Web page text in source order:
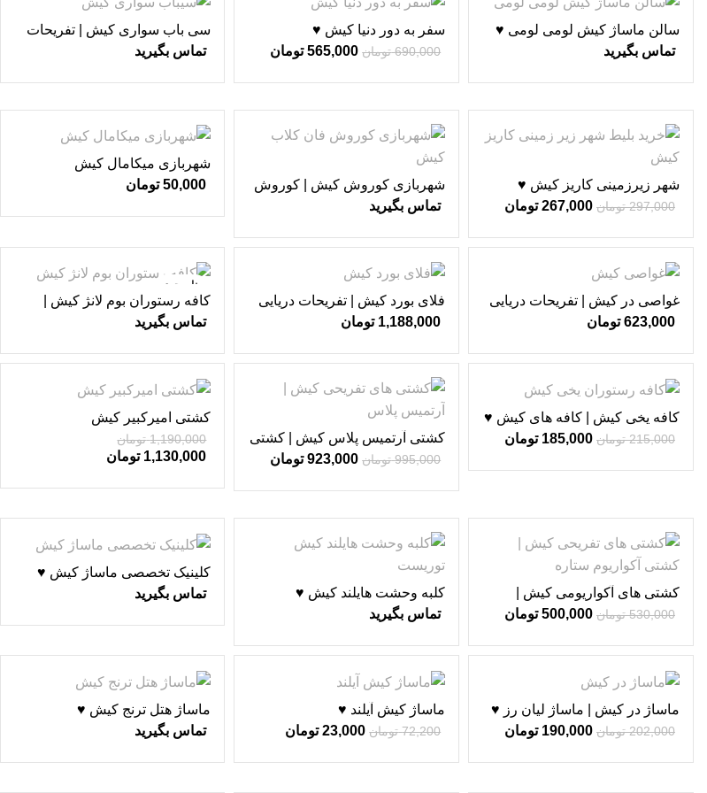
سالن ماساژ کیش لومی لومی ♥
تماس بگیرید
-18%
سفر به دور دنیا کیش ♥
690,000 تومان 565,000 تومان
سی باب سواری کیش | تفریحات
دریایی کیش ♥
تماس بگیرید
شهر زیرزمینی کاریز کیش ♥
297,000 تومان 267,000 تومان
شهربازی کوروش کیش | کوروش
فان کلاب ♥
تماس بگیرید
شهربازی میکامال کیش
50,000 تومان
غواصی در کیش | تفریحات دریایی
کیش ♥
623,000 تومان
فلای بورد کیش | تفریحات دریایی
کیش ♥
1,188,000 تومان
ناموجود
کافه رستوران بوم لانژ کیش |
رستوران های کیش ♥
تماس بگیرید
کافه یخی کیش | کافه های کیش ♥
215,000 تومان 185,000 تومان
کشتی آرتمیس پلاس کیش | کشتی
تفریحی کیش ♥
995,000 تومان 923,000 تومان
کشتی امیرکبیر کیش
1,190,000 تومان
1,130,000 تومان
کشتی های آکواریومی کیش |
کشتی تفریحی کیش ♥
530,000 تومان 500,000 تومان
کلبه وحشت هایلند کیش ♥
تماس بگیرید
کلینیک تخصصی ماساژ کیش ♥
تماس بگیرید
ماساژ در کیش | ماساژ لیان رز ♥
202,000 تومان 190,000 تومان
ماساژ کیش آیلند ♥
72,200 تومان 23,000 تومان
ماساژ هتل ترنج کیش ♥
تماس بگیرید